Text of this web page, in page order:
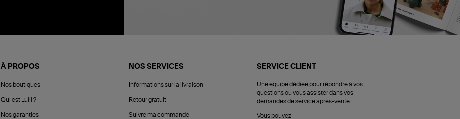
À PROPOS
Nos boutiques
Qui est Lulli ?
Nos garanties
NOS SERVICES
Informations sur la livraison
Retour gratuit
Suivre ma commande
SERVICE CLIENT
Une équipe dédiée pour répondre à vos
questions ou vous assister dans vos
demandes de service après-vente.
Vous pouvez